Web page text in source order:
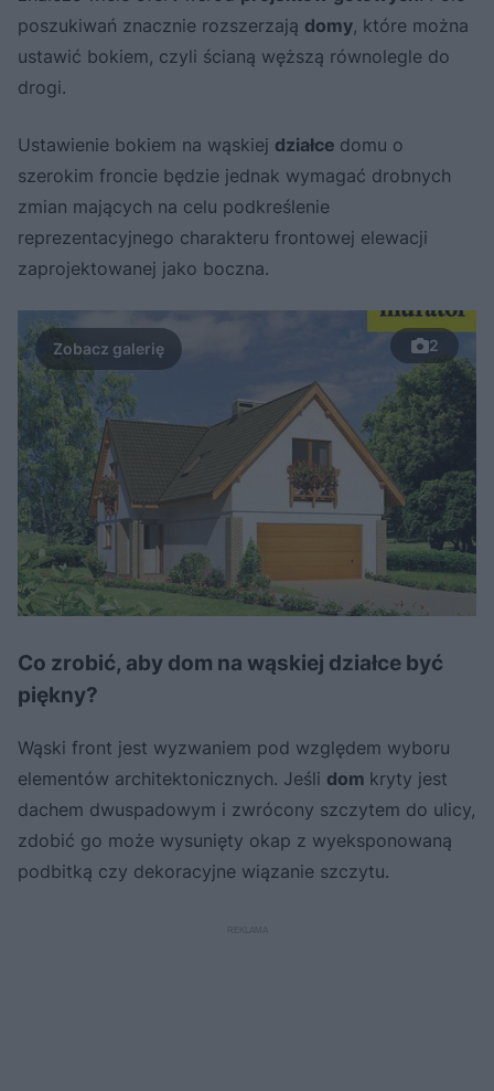
poszukiwań znacznie rozszerzają domy, które można
ustawić bokiem, czyli ścianą węższą równolegle do
drogi.
Ustawienie bokiem na wąskiej działce domu o
szerokim froncie będzie jednak wymagać drobnych
zmian mających na celu podkreślenie
reprezentacyjnego charakteru frontowej elewacji
zaprojektowanej jako boczna.
2
Co zrobić, aby dom na wąskiej działce być
piękny?
Wąski front jest wyzwaniem pod względem wyboru
elementów architektonicznych. Jeśli dom kryty jest
dachem dwuspadowym i zwrócony szczytem do ulicy,
zdobić go może wysunięty okap z wyeksponowaną
podbitką czy dekoracyjne wiązanie szczytu.